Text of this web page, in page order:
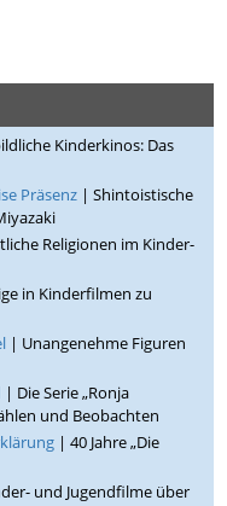
Kinderkinos: Das
Präsenz | Shintoistische
Religionen im Kinder-
in Kinderfilmen zu
| Unangenehme Figuren
| Die Serie „Ronja
und Beobachten
| 40 Jahre „Die
und Jugendfilme über